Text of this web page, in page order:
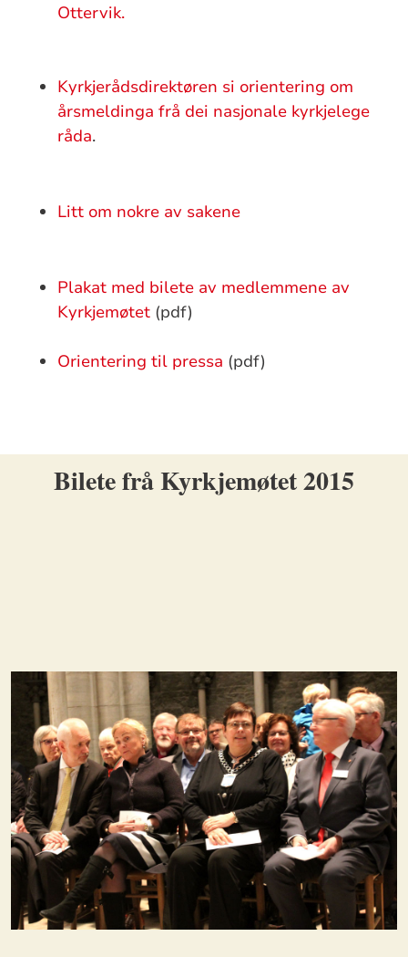
Ottervik.
Kyrkjerådsdirektøren si orientering om
årsmeldinga frå dei nasjonale kyrkjelege
råda.
Litt om nokre av sakene
Plakat med bilete av medlemmene av
Kyrkjemøtet (pdf)
Orientering til pressa (pdf)
Bilete frå Kyrkjemøtet 2015